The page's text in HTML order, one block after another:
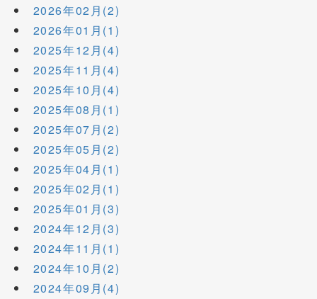
2026年02月(2)
2026年01月(1)
2025年12月(4)
2025年11月(4)
2025年10月(4)
2025年08月(1)
2025年07月(2)
2025年05月(2)
2025年04月(1)
2025年02月(1)
2025年01月(3)
2024年12月(3)
2024年11月(1)
2024年10月(2)
2024年09月(4)